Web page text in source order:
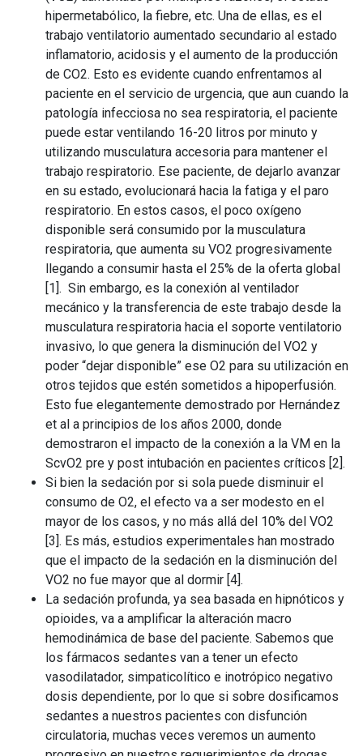
hipermetabólico, la fiebre, etc. Una de ellas, es el
trabajo ventilatorio aumentado secundario al estado
inflamatorio, acidosis y el aumento de la producción
de CO2. Esto es evidente cuando enfrentamos al
paciente en el servicio de urgencia, que aun cuando la
patología infecciosa no sea respiratoria, el paciente
puede estar ventilando 16-20 litros por minuto y
utilizando musculatura accesoria para mantener el
trabajo respiratorio. Ese paciente, de dejarlo avanzar
en su estado, evolucionará hacia la fatiga y el paro
respiratorio. En estos casos, el poco oxígeno
disponible será consumido por la musculatura
respiratoria, que aumenta su VO2 progresivamente
llegando a consumir hasta el 25% de la oferta global
[1]. Sin embargo, es la conexión al ventilador
mecánico y la transferencia de este trabajo desde la
musculatura respiratoria hacia el soporte ventilatorio
invasivo, lo que genera la disminución del VO2 y
poder “dejar disponible” ese O2 para su utilización en
otros tejidos que estén sometidos a hipoperfusión.
Esto fue elegantemente demostrado por Hernández
et al a principios de los años 2000, donde
demostraron el impacto de la conexión a la VM en la
ScvO2 pre y post intubación en pacientes críticos [2].
Si bien la sedación por si sola puede disminuir el
consumo de O2, el efecto va a ser modesto en el
mayor de los casos, y no más allá del 10% del VO2
[3]. Es más, estudios experimentales han mostrado
que el impacto de la sedación en la disminución del
VO2 no fue mayor que al dormir [4].
La sedación profunda, ya sea basada en hipnóticos y
opioides, va a amplificar la alteración macro
hemodinámica de base del paciente. Sabemos que
los fármacos sedantes van a tener un efecto
vasodilatador, simpaticolítico e inotrópico negativo
dosis dependiente, por lo que si sobre dosificamos
sedantes a nuestros pacientes con disfunción
circulatoria, muchas veces veremos un aumento